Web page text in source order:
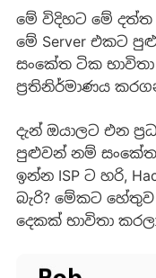
මේ විදිහට මේ දත්ත
මේ Server එකට
සංකේත ටික
ප්‍රතිනිර්මාණය
දැන් ඔයාලට එන
පුළුවන් නම්
ඉන්න ISP ට හරි,
බැරි? මේකට හේතුව
දෙකක් භාවිතා